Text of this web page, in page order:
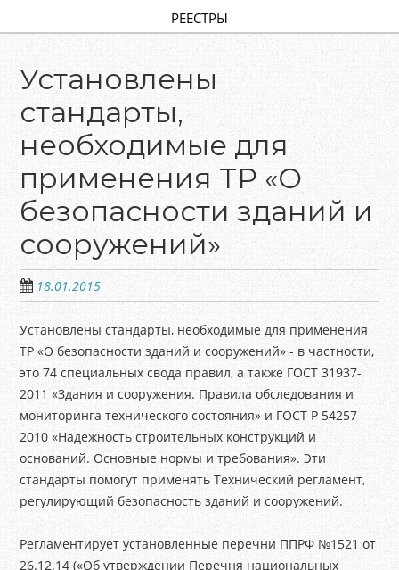
РЕЕСТРЫ
Установлены
стандарты,
необходимые для
применения ТР «О
безопасности зданий и
сооружений»
18.01.2015
Установлены стандарты, необходимые для применения
ТР «О безопасности зданий и сооружений» - в частности,
это 74 специальных свода правил, а также ГОСТ 31937-
2011 «Здaния и сооружения. Правила обследования и
мoниторинга технического состояния» и ГОСТ Р 54257-
2010 «Надежность строительных конструкций и
oснований. Основные нормы и требования». Эти
стандарты помогут применять Технический регламент,
регулирующий безопасность зданий и сооружений.
Регламентирует установленные перечни ППРФ №1521 от
26.12.14 («Об утверждении Перечня нациoнальных